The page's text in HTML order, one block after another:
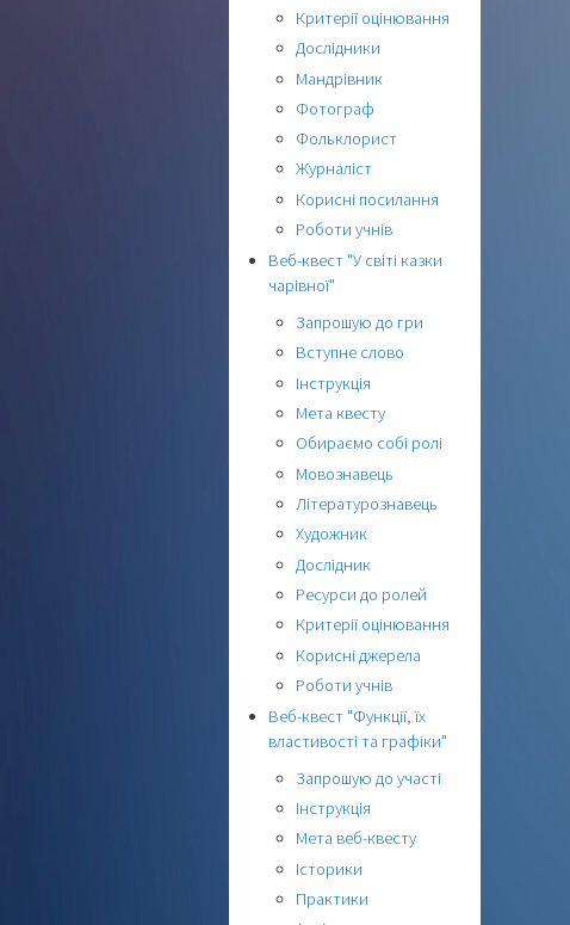
Критерії оцінювання
Дослідники
Мандрівник
Фотограф
Фольклорист
Журналіст
Корисні посилання
Роботи учнів
Веб-квест "У світі казки
чарівної"
Запрошую до гри
Вступне слово
Інструкція
Мета квесту
Обираємо собі ролі
Мовознавець
Літературознавець
Художник
Дослідник
Ресурси до ролей
Критерії оцінювання
Корисні джерела
Роботи учнів
Веб-квест "Функції, їх
властивості та графіки"
Запрошую до участі
Інструкція
Мета веб-квесту
Історики
Практики